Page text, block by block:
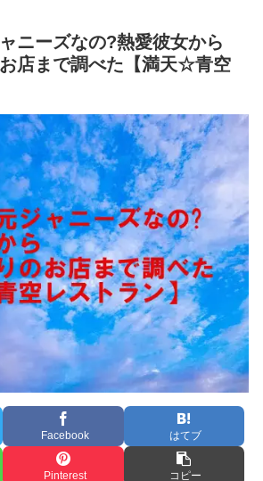
ニーズなの?熱愛彼女から
店まで調べた【満天☆青空
Facebook はてブ
Pinterest コピー